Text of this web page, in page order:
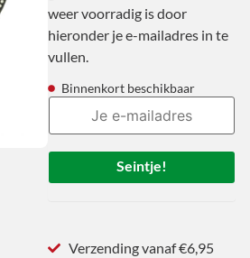
weer voorradig is door
hieronder je e-mailadres in te
vullen.
Binnenkort beschikbaar
Seintje!
Verzending vanaf €6,95